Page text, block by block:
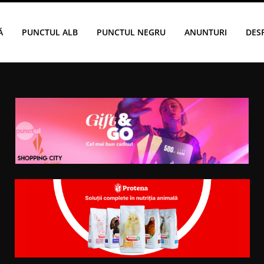
PUNCTUL ALB PUNCTUL NEGRU ANUNTURI